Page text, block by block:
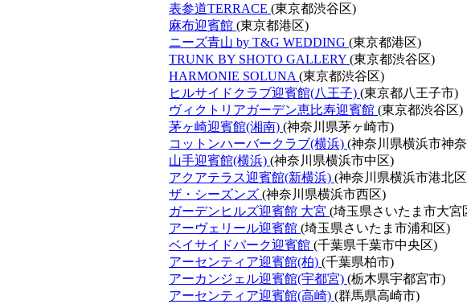
表参道TERRACE (東京都渋谷区)
麻布迎賓館 (東京都港区)
ニーズ青山 by T&G WEDDING (東京都港区)
TRUNK BY SHOTO GALLERY (東京都渋谷区)
HARMONIE SOLUNA (東京都渋谷区)
ヒルサイドクラブ迎賓館(八王子) (東京都八王子市)
ヴィクトリアガーデン恵比寿迎賓館 (東京都渋谷区)
茅ヶ崎迎賓館(湘南) (神奈川県茅ヶ崎市)
コットンハーバークラブ(横浜) (神奈川県横浜市神
山手迎賓館(横浜) (神奈川県横浜市中区)
アクアテラス迎賓館(新横浜) (神奈川県横浜市港北
ザ・シーズンズ (神奈川県横浜市西区)
ガーデンヒルズ迎賓館 大宮 (埼玉県さいたま市大宮
アーヴェリール迎賓館 (埼玉県さいたま市浦和区)
ベイサイドパーク迎賓館 (千葉県千葉市中央区)
アーセンティア迎賓館(柏) (千葉県柏市)
アーカンジェル迎賓館(宇都宮) (栃木県宇都宮市)
アーセンティア迎賓館(高崎) (群馬県高崎市)